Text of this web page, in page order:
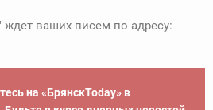
ждет ваших писем по адресу:
на «БрянскToday» в